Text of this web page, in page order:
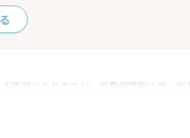
表記となりますが、消費税増税に伴い代